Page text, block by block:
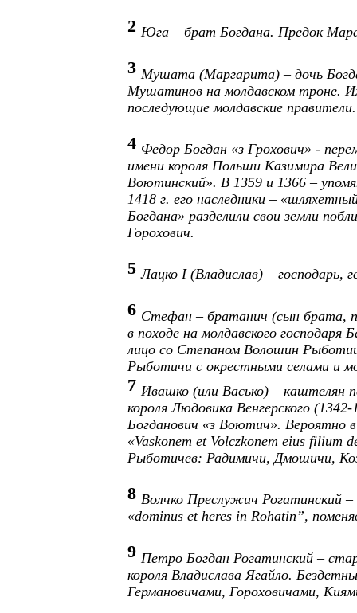
2 Юга – брат Богдана. Предок
3 Мушата (Маргарита) – дочь
Мушатинов на молдавском троне.
последующие молдавские правители.
4 Федор Богдан «з Грохович» -
имени короля Польши Казимира
Воютинский». В 1359 и 1366 –
1418 г. его наследники –
Богдана» разделили свои земли
Горохович.
5 Лацко I (Владислав) – господарь,
6 Стефан – братанич (сын брата,
в походе на молдавского
лицо со Степаном Волошин
Рыботичи с окрестными селами и
7 Ивашко (или Васько) – каштелян
короля Людовика Венгерского
Богданович «з Воютич». Вероятно
«Vaskonemet Volczkonem eius filium
Рыботичев: Радимичи, Дмошичи,
8 Волчко Преслужич Рогатинский
«dominus et heres in Rohatin”,
9 Петро Богдан Рогатинский –
короля Владислава Ягайло.
Германовичами, Гороховичами,